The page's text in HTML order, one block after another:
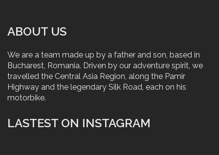
ABOUT US
We are a team made up by a father and son, based in
Bucharest, Romania. Driven by our adventure spirit, we
travelled the Central Asia Region, along the Pamir
Highway and the legendary Silk Road, each on his
motorbike.
LASTEST ON INSTAGRAM